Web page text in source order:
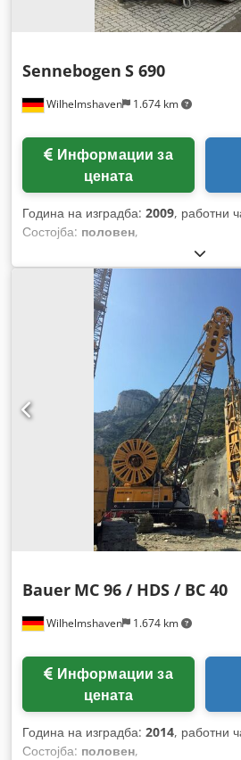
Wilhelmshaven 1.674 km
Sennebogen S 690
цената
Година на изградба: 2009, работни
Состојба: половен,
Wilhelmshaven 1.674 km
Bauer MC 96 / HDS / BC 40
цената
Година на изградба: 2014, работни
Состојба: половен,